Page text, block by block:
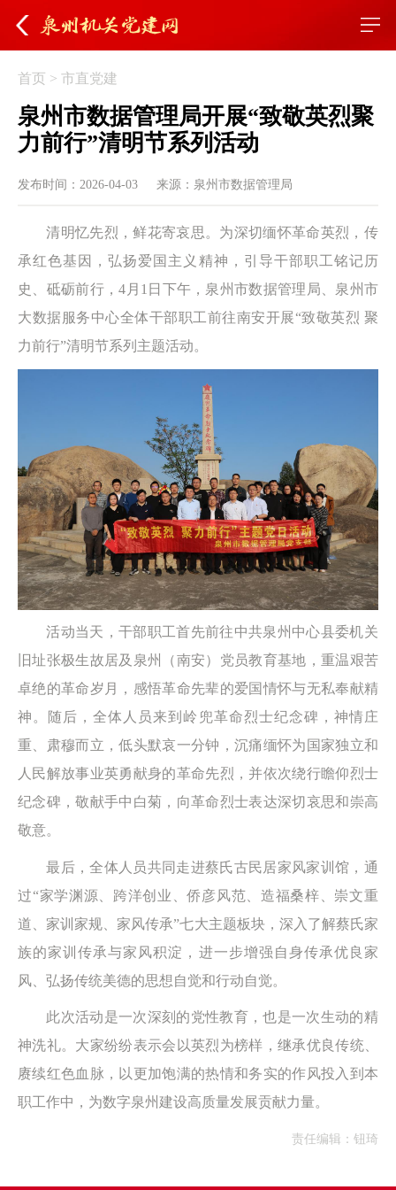
首页 >市直党建
泉州市数据管理局开展“致敬英烈聚
力前行”清明节系列活动
发布时间：2026-04-03 来源：泉州市数据管理局
清明忆先烈，鲜花寄哀思。为深切缅怀革命英烈，传
承红色基因，弘扬爱国主义精神，引导干部职工铭记历
史、砥砺前行，4月1日下午，泉州市数据管理局、泉州市
大数据服务中心全体干部职工前往南安开展“致敬英烈 聚
力前行”清明节系列主题活动。
活动当天，干部职工首先前往中共泉州中心县委机关
旧址张极生故居及泉州（南安）党员教育基地，重温艰苦
卓绝的革命岁月，感悟革命先辈的爱国情怀与无私奉献精
神。随后，全体人员来到岭兜革命烈士纪念碑，神情庄
重、肃穆而立，低头默哀一分钟，沉痛缅怀为国家独立和
人民解放事业英勇献身的革命先烈，并依次绕行瞻仰烈士
纪念碑，敬献手中白菊，向革命烈士表达深切哀思和崇高
敬意。
最后，全体人员共同走进蔡氏古民居家风家训馆，通
过“家学渊源、跨洋创业、侨彦风范、造福桑梓、崇文重
道、家训家规、家风传承”七大主题板块，深入了解蔡氏家
族的家训传承与家风积淀，进一步增强自身传承优良家
风、弘扬传统美德的思想自觉和行动自觉。
此次活动是一次深刻的党性教育，也是一次生动的精
神洗礼。大家纷纷表示会以英烈为榜样，继承优良传统、
赓续红色血脉，以更加饱满的热情和务实的作风投入到本
职工作中，为数字泉州建设高质量发展贡献力量。
责任编辑：钮琦